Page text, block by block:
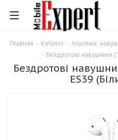
Главная - Каталог - Акустика,
- Бездротові навушники
Бездротові
ES39